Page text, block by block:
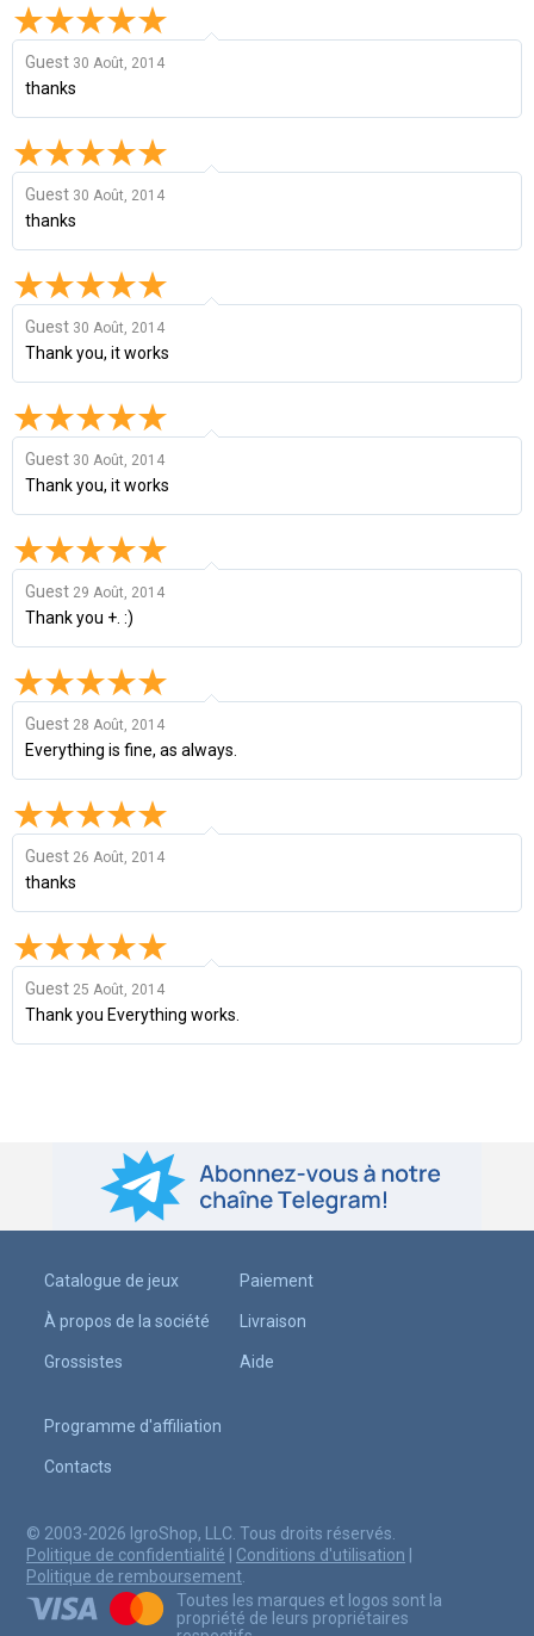
Guest 30 Août, 2014
thanks
Guest 30 Août, 2014
thanks
Guest 30 Août, 2014
Thank you, it works
Guest 30 Août, 2014
Thank you, it works
Guest 29 Août, 2014
Thank you +. :)
Guest 28 Août, 2014
Everything is fine, as always.
Guest 26 Août, 2014
thanks
Guest 25 Août, 2014
Thank you Everything works.
Catalogue de jeux
À propos de la société
Grossistes
Paiement
Livraison
Aide
Programme d'affiliation
Contacts
© 2003-2026 IgroShop, LLC. Tous droits réservés.
Politique de confidentialité
Conditions d'utilisation
Politique de remboursement.
Toutes les marques et logos sont la
propriété de leurs propriétaires